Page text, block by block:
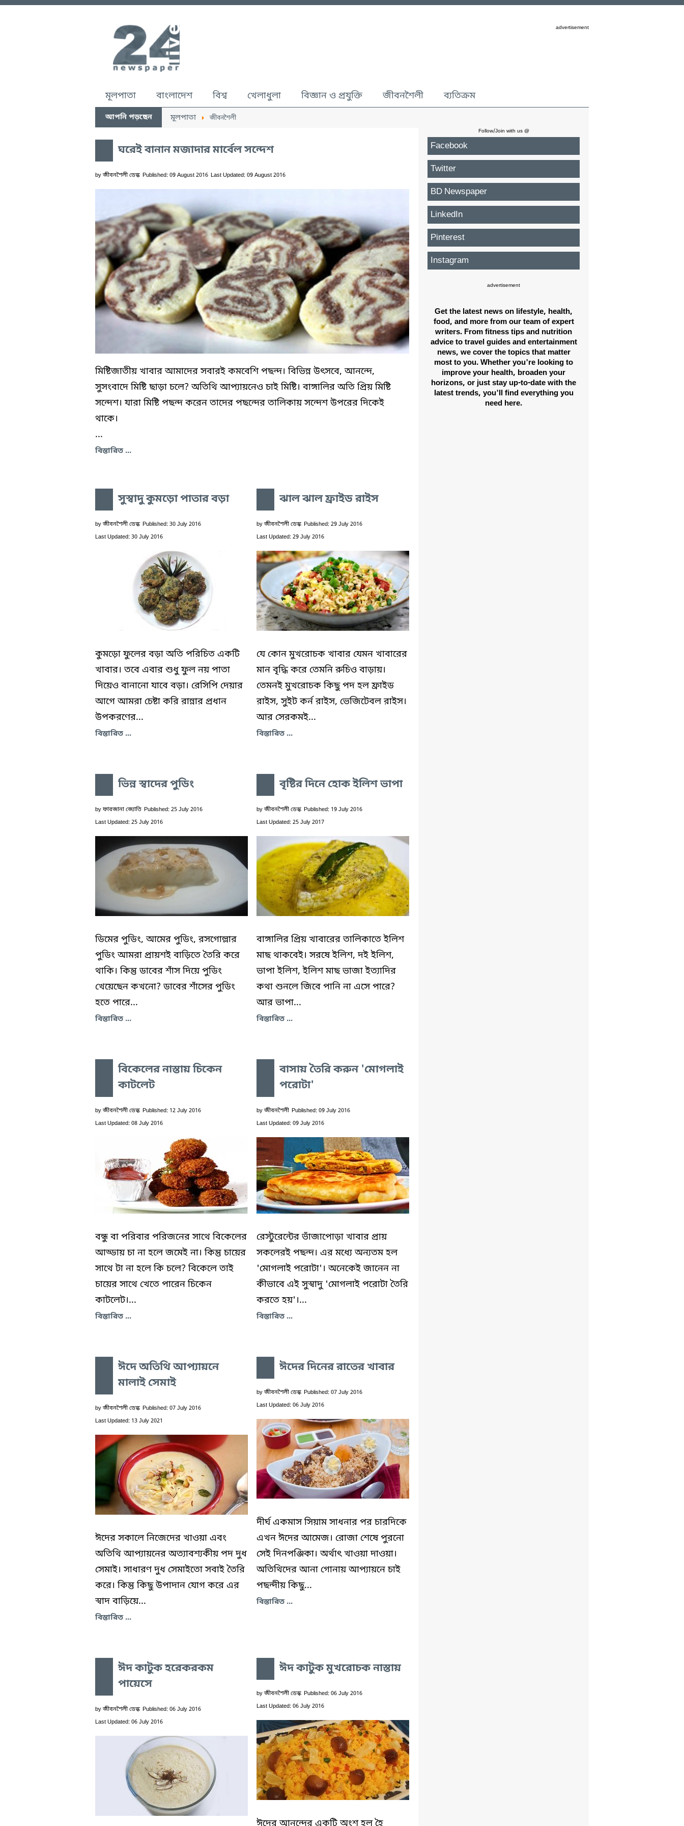
advertisement
মূলপাতা বাংলাদেশ বিশ্ব খেলাধুলা বিজ্ঞান ও প্রযুক্তি জীবনশৈলী ব্যতিক্রম
আপনি পড়ছেন মূলপাতা জীবনশৈলী
ঘরেই বানান মজাদার মার্বেল সন্দেশ
by জীবনশৈলী ডেস্ক Published: 09 August 2016 Last Updated: 09 August 2016
মিষ্টিজাতীয় খাবার আমাদের সবারই কমবেশি পছন্দ। বিভিন্ন উৎসবে, আনন্দে,
সুসংবাদে মিষ্টি ছাড়া চলে? অতিথি আপ্যায়নেও চাই মিষ্টি। বাঙ্গালির অতি প্রিয় মিষ্টি
সন্দেশ। যারা মিষ্টি পছন্দ করেন তাদের পছন্দের তালিকায় সন্দেশ উপরের দিকেই
থাকে।
...
বিস্তারিত ...
সুস্বাদু কুমড়ো পাতার বড়া
by জীবনশৈলী ডেস্ক Published: 30 July 2016
Last Updated: 30 July 2016
কুমড়ো ফুলের বড়া অতি পরিচিত একটি
খাবার। তবে এবার শুধু ফুল নয় পাতা
দিয়েও বানানো যাবে বড়া। রেসিপি দেয়ার
আগে আমরা চেষ্টা করি রান্নার প্রধান
উপকরণের...
বিস্তারিত ...
ঝাল ঝাল ফ্রাইড রাইস
by জীবনশৈলী ডেস্ক Published: 29 July 2016
Last Updated: 29 July 2016
যে কোন মুখরোচক খাবার যেমন খাবারের
মান বৃদ্ধি করে তেমনি রুচিও বাড়ায়।
তেমনই মুখরোচক কিছু পদ হল ফ্রাইড
রাইস, সুইট কর্ন রাইস, ভেজিটেবল রাইস।
আর সেরকমই...
বিস্তারিত ...
ভিন্ন স্বাদের পুডিং
by ফারজানা জ্যোতি Published: 25 July 2016
Last Updated: 25 July 2016
ডিমের পুডিং, আমের পুডিং, রসগোল্লার
পুডিং আমরা প্রায়শই বাড়িতে তৈরি করে
থাকি। কিন্তু ডাবের শাঁস দিয়ে পুডিং
খেয়েছেন কখনো? ডাবের শাঁসের পুডিং
হতে পারে...
বিস্তারিত ...
বৃষ্টির দিনে হোক ইলিশ ভাপা
by জীবনশৈলী ডেস্ক Published: 19 July 2016
Last Updated: 25 July 2017
বাঙ্গালির প্রিয় খাবারের তালিকাতে ইলিশ
মাছ থাকবেই। সরষে ইলিশ, দই ইলিশ,
ভাপা ইলিশ, ইলিশ মাছ ভাজা ইত্যাদির
কথা শুনলে জিবে পানি না এসে পারে?
আর ভাপা...
বিস্তারিত ...
বিকেলের নাস্তায় চিকেন
কাটলেট
by জীবনশৈলী ডেস্ক Published: 12 July 2016
Last Updated: 08 July 2016
বন্ধু বা পরিবার পরিজনের সাথে বিকেলের
আড্ডায় চা না হলে জমেই না। কিন্তু চায়ের
সাথে টা না হলে কি চলে? বিকেলে তাই
চায়ের সাথে খেতে পারেন চিকেন
কাটলেট।...
বিস্তারিত ...
বাসায় তৈরি করুন 'মোগলাই
পরোটা'
by জীবনশৈলী Published: 09 July 2016
Last Updated: 09 July 2016
রেস্টুরেন্টের ভাঁজাপোড়া খাবার প্রায়
সকলেরই পছন্দ। এর মধ্যে অন্যতম হল
'মোগলাই পরোটা'। অনেকেই জানেন না
কীভাবে এই সুস্বাদু 'মোগলাই পরোটা তৈরি
করতে হয়'।...
বিস্তারিত ...
ঈদে অতিথি আপ্যায়নে
মালাই সেমাই
by জীবনশৈলী ডেস্ক Published: 07 July 2016
Last Updated: 13 July 2021
ঈদের সকালে নিজেদের খাওয়া এবং
অতিথি আপ্যায়নের অত্যাবশ্যকীয় পদ দুধ
সেমাই। সাধারণ দুধ সেমাইতো সবাই তৈরি
করে। কিন্তু কিছু উপাদান যোগ করে এর
স্বাদ বাড়িয়ে...
বিস্তারিত ...
ঈদের দিনের রাতের খাবার
by জীবনশৈলী ডেস্ক Published: 07 July 2016
Last Updated: 06 July 2016
দীর্ঘ একমাস সিয়াম সাধনার পর চারদিকে
এখন ঈদের আমেজ। রোজা শেষে পুরনো
সেই দিনপঞ্জিকা। অর্থাৎ খাওয়া দাওয়া।
অতিথিদের আনা গোনায় আপ্যায়নে চাই
পছন্দীয় কিছু...
বিস্তারিত ...
ঈদ কাটুক হরেকরকম
পায়েসে
by জীবনশৈলী ডেস্ক Published: 06 July 2016
Last Updated: 06 July 2016
ঈদ কাটুক মুখরোচক নাস্তায়
by জীবনশৈলী ডেস্ক Published: 06 July 2016
Last Updated: 06 July 2016
ঈদের আনন্দের একটি অংশ হল হৈ
Follow/Join with us @
Facebook
Twitter
BD Newspaper
LinkedIn
Pinterest
Instagram
advertisement
Get the latest news on lifestyle, health,
food, and more from our team of expert
writers. From fitness tips and nutrition
advice to travel guides and entertainment
news, we cover the topics that matter
most to you. Whether you're looking to
improve your health, broaden your
horizons, or just stay up-to-date with the
latest trends, you'll find everything you
need here.